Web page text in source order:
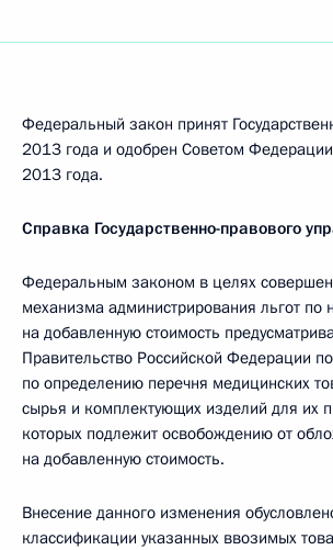
Федеральный закон принят
2013 года и одобрен Советом
2013 года.
Справка Государственно-правового
Федеральным законом в целях
механизма администрирования льгот по
на добавленную стоимость
Правительство Российской Федерации
по определению перечня медицинских
сырья и комплектующих изделий для их
которых подлежит освобождению от
на добавленную стоимость.
Внесение данного изменения
классификации указанных ввозимых